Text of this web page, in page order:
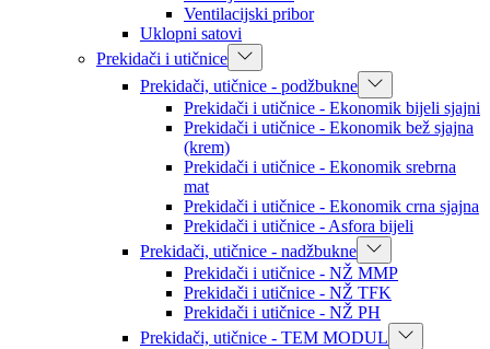
Ventilacijski pribor
Uklopni satovi
Prekidači i utičnice
Prekidači, utičnice - podžbukne
Prekidači i utičnice - Ekonomik bijeli sjajni
Prekidači i utičnice - Ekonomik bež sjajna
(krem)
Prekidači i utičnice - Ekonomik srebrna
mat
Prekidači i utičnice - Ekonomik crna sjajna
Prekidači i utičnice - Asfora bijeli
Prekidači, utičnice - nadžbukne
Prekidači i utičnice - NŽ MMP
Prekidači i utičnice - NŽ TFK
Prekidači i utičnice - NŽ PH
Prekidači, utičnice - TEM MODUL